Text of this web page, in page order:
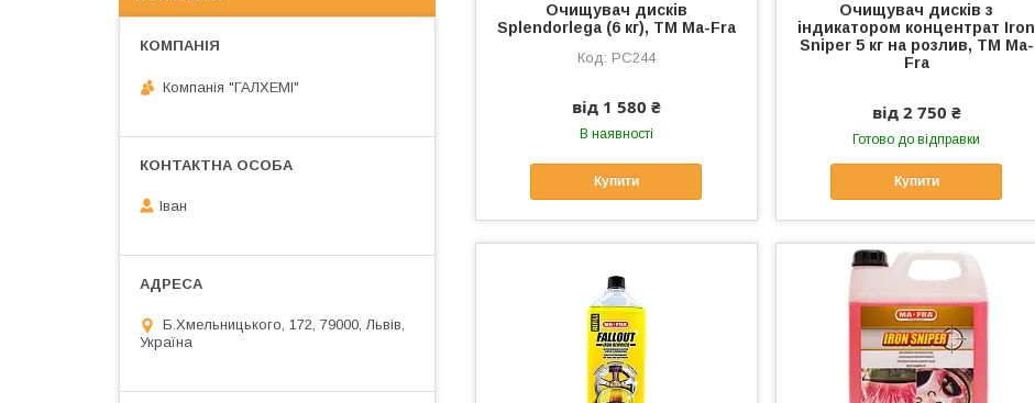
Очищувач дисків
Splendorlega (6 кг), ТМ Ma-Fra
PC244
від 1 580 ₴
В наявності
Купити
Очищувач дисків з
індикатором концентрат Iron
Sniper 5 кг на розлив, ТМ Ma-
Fra
від 2 750 ₴
Готово до відправки
Купити
Компанія "ГАЛХЕМІ"
Іван
Б.Хмельницького, 172, 79000, Львів,
Україна